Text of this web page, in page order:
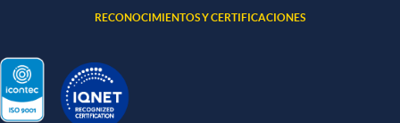
RECONOCIMIENTOS Y CERTIFICACIONES